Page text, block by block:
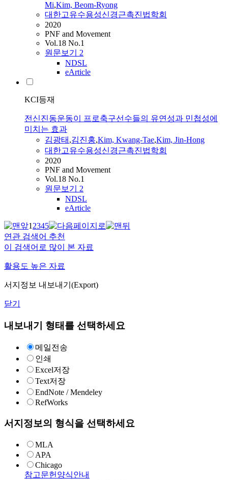
Mi,Kim, Beom-Ryong
대한고유수용성신경근촉진법학회
2020
PNF and Movement
Vol.18 No.1
원문보기 2
NDSL
eArticle
KCI등재
전신진동운동이 프로축구선수들의 유연성과 민첩성에
미치는 효과
김광태 ,김진홍,Kim, Kwang-Tae,Kim, Jin-Hong
대한고유수용성신경근촉진법학회
2020
PNF and Movement
Vol.18 No.1
원문보기 2
NDSL
eArticle
12345
연관 검색어 추천
이 검색어로 많이 본 자료
활용도 높은 자료
서지정보 내보내기(Export)
닫기
내보내기 형태를 선택하세요
메일전송
인쇄
Excel저장
Text저장
EndNote / Mendeley
RefWorks
서지정보의 형식을 선택하세요
MLA
APA
Chicago
참고문헌양식안내